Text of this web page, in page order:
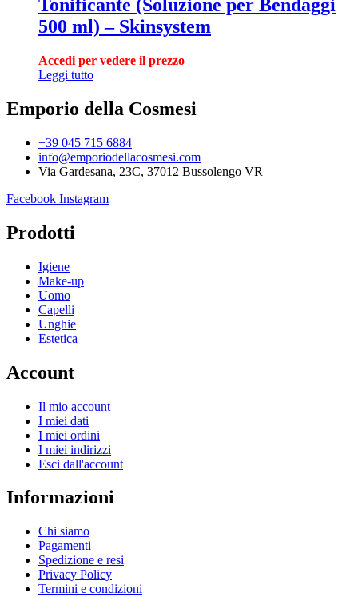
Tonificante (Soluzione per Bendaggi
500 ml) – Skinsystem
Accedi per vedere il prezzo
Leggi tutto
Emporio della Cosmesi
+39 045 715 6884
info@emporiodellacosmesi.com
Via Gardesana, 23C, 37012 Bussolengo VR
Facebook Instagram
Prodotti
Igiene
Make-up
Uomo
Capelli
Unghie
Estetica
Account
Il mio account
I miei dati
I miei ordini
I miei indirizzi
Esci dall'account
Informazioni
Chi siamo
Pagamenti
Spedizione e resi
Privacy Policy
Termini e condizioni